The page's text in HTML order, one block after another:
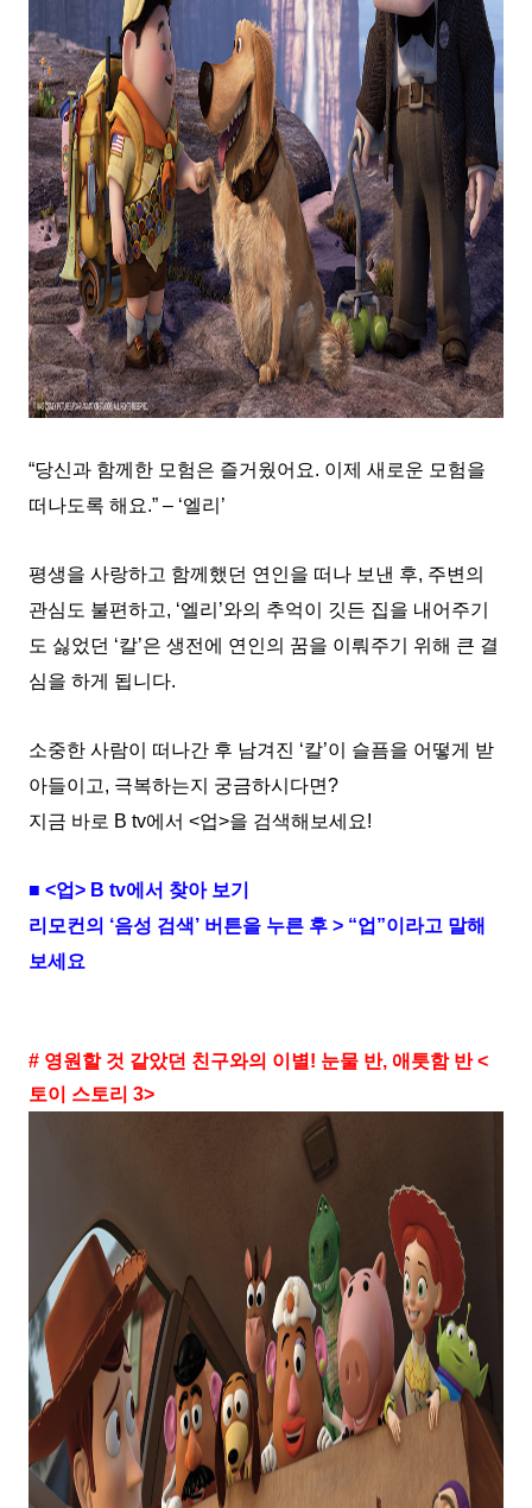
“당신과 함께한 모험은 즐거웠어요. 이제 새로운 모험을
떠나도록 해요.” – ‘엘리’
평생을 사랑하고 함께했던 연인을 떠나 보낸 후, 주변의
관심도 불편하고, ‘엘리’와의 추억이 깃든 집을 내어주기
도 싫었던 ‘칼’은 생전에 연인의 꿈을 이뤄주기 위해 큰 결
심을 하게 됩니다.
소중한 사람이 떠나간 후 남겨진 ‘칼’이 슬픔을 어떻게 받
아들이고, 극복하는지 궁금하시다면?
지금 바로 B tv에서 <업>을 검색해보세요!
■ <업> B tv에서 찾아 보기
리모컨의 ‘음성 검색’ 버튼을 누른 후 > “업”이라고 말해
보세요
# 영원할 것 같았던 친구와의 이별! 눈물 반, 애틋함 반 <
토이 스토리 3>